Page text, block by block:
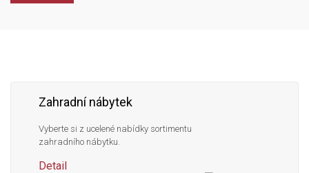
Zahradní nábytek
Vyberte si z ucelené nabídky sortimentu
zahradního nábytku.
Detail